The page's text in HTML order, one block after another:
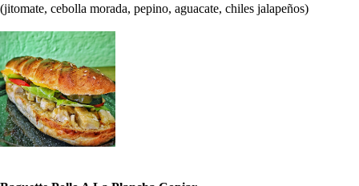
(jitomate, cebolla morada, pepino, aguacate, chiles jalapeños)